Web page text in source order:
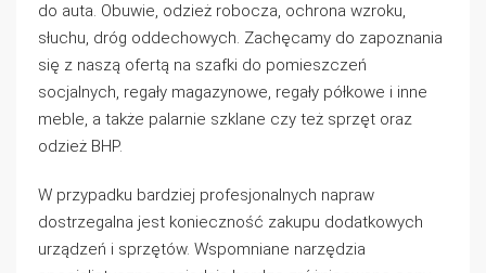
do auta. Obuwie, odzież robocza, ochrona wzroku,
słuchu, dróg oddechowych. Zachęcamy do zapoznania
się z naszą ofertą na szafki do pomieszczeń
socjalnych, regały magazynowe, regały półkowe i inne
meble, a także palarnie szklane czy też sprzęt oraz
odzież BHP.
W przypadku bardziej profesjonalnych napraw
dostrzegalna jest konieczność zakupu dodatkowych
urządzeń i sprzętów. Wspomniane narzędzia